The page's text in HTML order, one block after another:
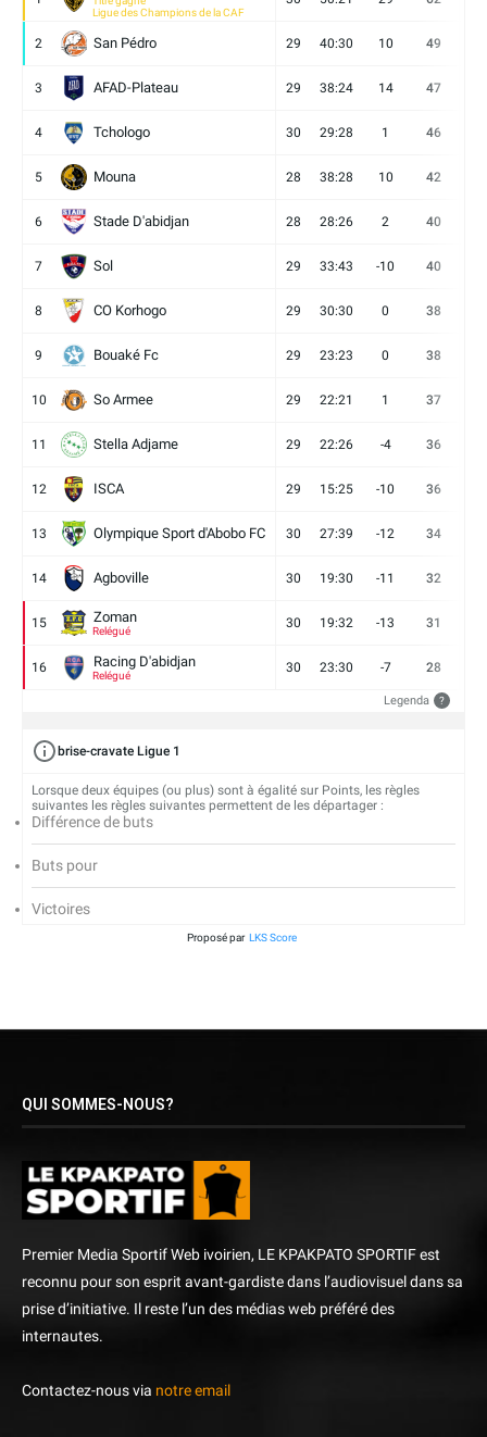
Ligue des Champions de la CAF
2 San Pédro 29 40:30 10 49
3 AFAD-Plateau 29 38:24 14 47
4 Tchologo 30 29:28 1 46
5 Mouna 28 38:28 10 42
6 Stade D'abidjan 28 28:26 2 40
7 Sol 29 33:43 -10 40
8 CO Korhogo 29 30:30 0 38
9 Bouaké Fc 29 23:23 0 38
10 So Armee 29 22:21 1 37
11 Stella Adjame 29 22:26 -4 36
12 ISCA 29 15:25 -10 36
13 Olympique Sport d'Abobo FC 30 27:39 -12 34
14 Agboville 30 19:30 -11 32
15 Zoman
Relégué
30 19:32 -13 31
16 Racing D'abidjan
Relégué
30 23:30 -7 28
Legenda ?
brise-cravate Ligue 1
Lorsque deux équipes (ou plus) sont à égalité sur Points, les règles
suivantes les règles suivantes permettent de les départager :
Différence de buts
Buts pour
Victoires
Proposé par LKS Score
QUI SOMMES-NOUS?
Premier Media Sportif Web ivoirien, LE KPAKPATO SPORTIF est
reconnu pour son esprit avant-gardiste dans l’audiovisuel dans sa
prise d’initiative. Il reste l’un des médias web préféré des
internautes.
Contactez-nous via notre email